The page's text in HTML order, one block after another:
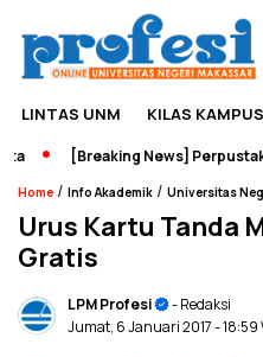
LINTAS UNM KILAS KAMPUS
[Breaking News]
Home / Info Akademik / Universitas
Urus Kartu Tanda
Gratis
LPM Profesi
- Redaksi
Jumat, 6 Januari 2017- 18:59